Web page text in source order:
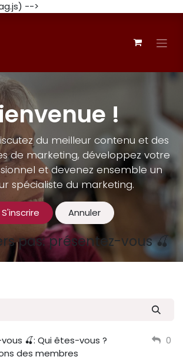
-->
!
du meilleur contenu et des
de marketing, développez votre
et devenez ensemble un
spécialiste du marketing.
S'inscrire Annuler
pas: présentez-vous 🍒
🍒: Qui êtes-vous ?
des membres
0